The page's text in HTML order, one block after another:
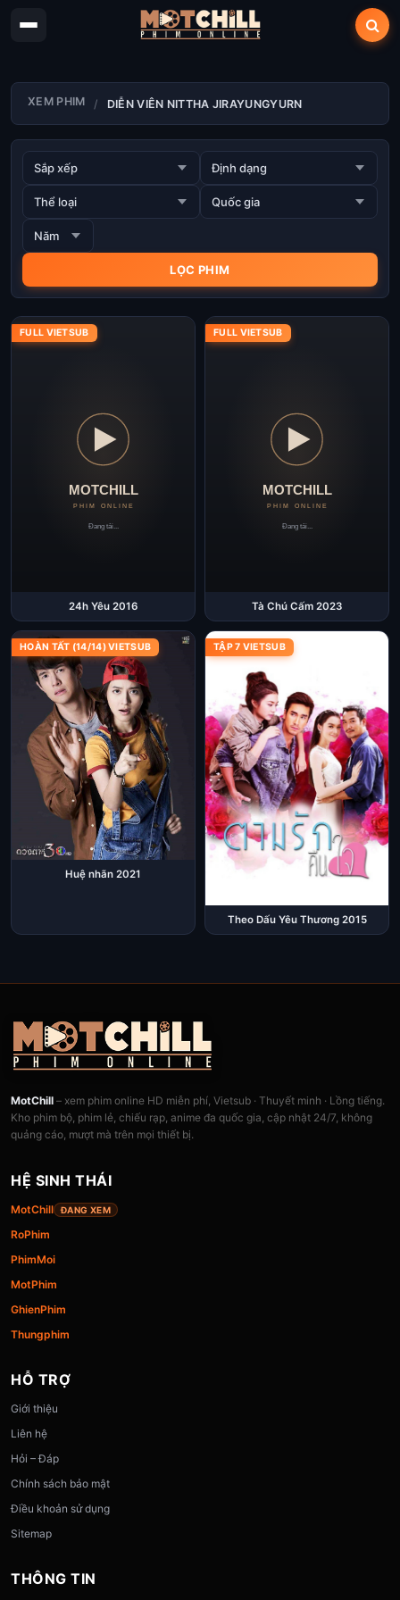
XEM PHIM DIỄN VIÊN NITTHA JIRAYUNGYURN
FULL VIETSUB
24h Yêu 2016
FULL VIETSUB
Tà Chú Cấm 2023
HOÀN TẤT (14/14) VIETSUB
Huệ nhãn 2021
TẬP 7 VIETSUB
Theo Dấu Yêu Thương 2015
MotChill – xem phim online HD miễn phí, Vietsub · Thuyết minh · Lồng tiếng.
Kho phim bộ, phim lẻ, chiếu rạp, anime đa quốc gia, cập nhật 24/7, không
quảng cáo, mượt mà trên mọi thiết bị.
HỆ SINH THÁI
MotChill ĐANG XEM
RoPhim
PhimMoi
MotPhim
GhienPhim
Thungphim
HỖ TRỢ
Giới thiệu
Liên hệ
Hỏi – Đáp
Chính sách bảo mật
Điều khoản sử dụng
Sitemap
THÔNG TIN